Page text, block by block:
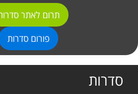
תרום לאתר
פורום סדרות
סדרות